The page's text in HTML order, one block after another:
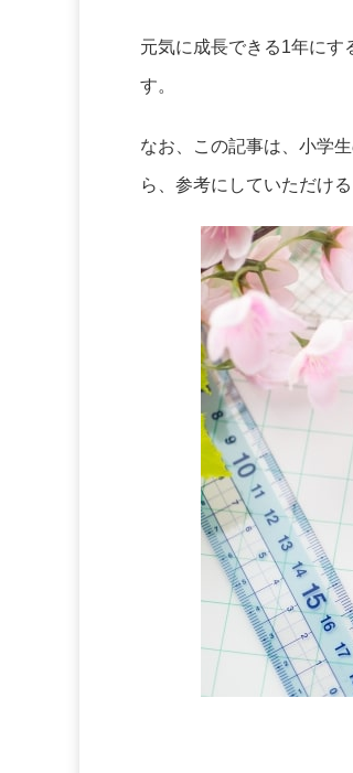
元気に成長できる1年にす
す。
なお、この記事は、小学
ら、参考にしていただける